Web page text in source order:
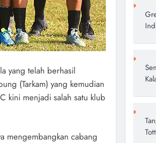
yang telah berhasil
(Tarkam) yang kemudian
kini menjadi salah satu klub
mengembangkan cabang